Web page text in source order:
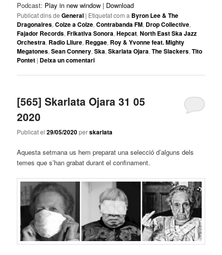
Podcast: Play in new window | Download
Publicat dins de General | Etiquetat com a Byron Lee & The
Dragonaires,Colze a Colze,Contrabanda FM, Drop Collective,
Fajador Records,Frikativa Sonora,Hepcat,North East Ska Jazz
Orchestra, Radio Lliure, Reggae, Roy & Yvonne feat. Mighty
Megatones,Sean Connery,Ska,Skarlata Ojara,The Slackers,Tito
Pontet | Deixa un comentari
[565] Skarlata Ojara 31 05
2020
Publicat el29/05/2020perskarlata
Aquesta setmana us hem preparat una selecció d’alguns dels
temes que s’han grabat durant el confinament.